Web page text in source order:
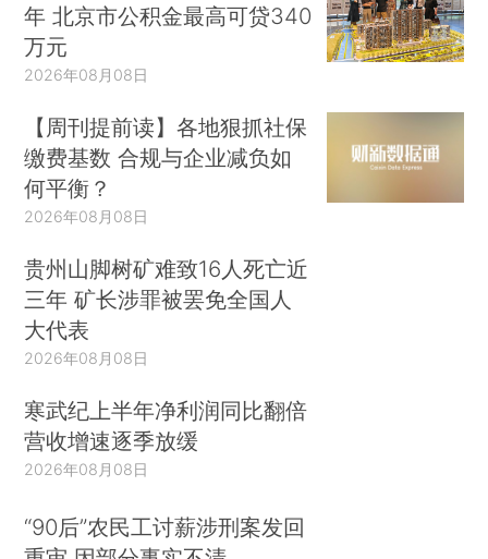
年 北京市公积金最高可贷340
万元
2026年08月08日
【周刊提前读】各地狠抓社保
缴费基数 合规与企业减负如
何平衡？
2026年08月08日
贵州山脚树矿难致16人死亡近
三年 矿长涉罪被罢免全国人
大代表
2026年08月08日
寒武纪上半年净利润同比翻倍
营收增速逐季放缓
2026年08月08日
“90后”农民工讨薪涉刑案发回